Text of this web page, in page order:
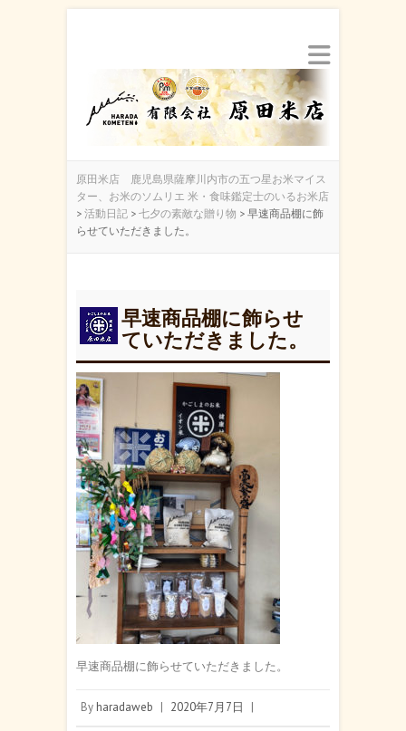
原田米店 鹿児島県薩摩川内市の五つ星お米マイス
ター、お米のソムリエ 米・食味鑑定士のいるお米店
> 活動日記 > 七夕の素敵な贈り物 > 早速商品棚に飾
らせていただきました。
早速商品棚に飾らせ
ていただきました。
早速商品棚に飾らせていただきました。
By haradaweb | 2020年7月7日 |